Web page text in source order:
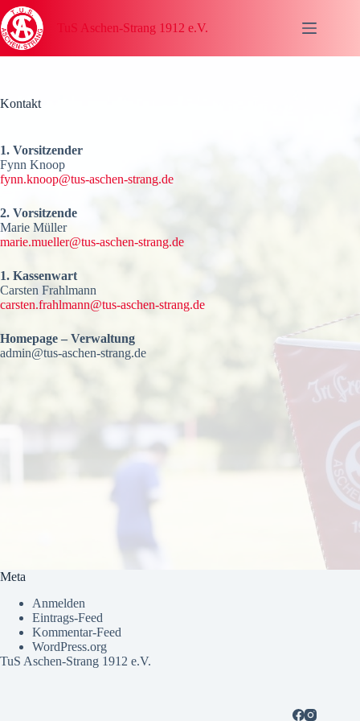
Zum
Inhalt
springen
TuS Aschen-Strang 1912 e.V.
Kontakt
1. Vorsitzender
Fynn Knoop
fynn.knoop@tus-aschen-strang.de
2. Vorsitzende
Marie Müller
marie.mueller@tus-aschen-strang.de
1. Kassenwart
Carsten Frahlmann
carsten.frahlmann@tus-aschen-strang.de
Homepage – Verwaltung
admin@tus-aschen-strang.de
Meta
Anmelden
Eintrags-Feed
Kommentar-Feed
WordPress.org
TuS Aschen-Strang 1912 e.V.